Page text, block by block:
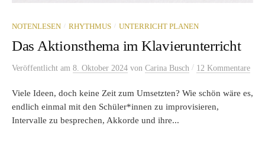
NOTENLESEN / RHYTHMUS / UNTERRICHT PLANEN
Das Aktionsthema im Klavierunterricht
Veröffentlicht am 8. Oktober 2024 von Carina Busch / 12 Kommentare
Viele Ideen, doch keine Zeit zum Umsetzten? Wie schön wäre es,
endlich einmal mit den Schüler*innen zu improvisieren,
Intervalle zu besprechen, Akkorde und ihre...